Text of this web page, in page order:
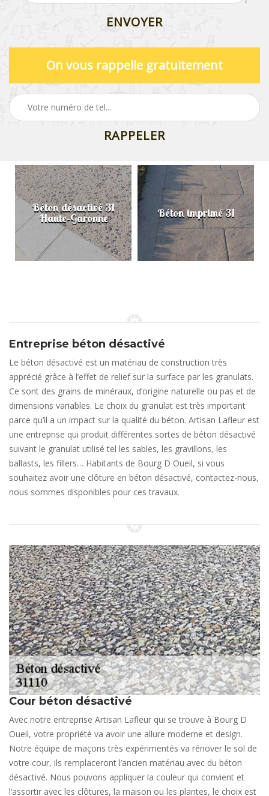
On vous rappelle gratuitement
Béton désactivé 31
Haute-Garonne Béton imprimé 31
Entreprise béton désactivé
Le béton désactivé est un matériau de construction très
apprécié grâce à l’effet de relief sur la surface par les granulats.
Ce sont des grains de minéraux, d’origine naturelle ou pas et de
dimensions variables. Le choix du granulat est très important
parce qu’il a un impact sur la qualité du béton. Artisan Lafleur est
une entreprise qui produit différentes sortes de béton désactivé
suivant le granulat utilisé tel les sables, les gravillons, les
ballasts, les fillers… Habitants de Bourg D Oueil, si vous
souhaitez avoir une clôture en béton désactivé, contactez-nous,
nous sommes disponibles pour ces travaux.
Cour béton désactivé
Avec notre entreprise Artisan Lafleur qui se trouve à Bourg D
Oueil, votre propriété va avoir une allure moderne et design.
Notre équipe de maçons très expérimentés va rénover le sol de
votre cour, ils remplaceront l’ancien matériau avec du béton
désactivé. Nous pouvons appliquer la couleur qui convient et
l’assortir avec les clôtures, la maison ou les plantes, le choix est